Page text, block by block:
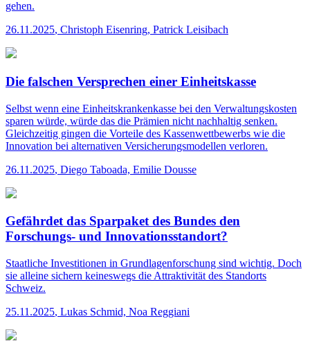
gehen.
26.11.2025, Christoph Eisenring, Patrick Leisibach
Die falschen Versprechen einer Einheitskasse
Selbst wenn eine Einheitskrankenkasse bei den Verwaltungskosten
sparen würde, würde das die Prämien nicht nachhaltig senken.
Gleichzeitig gingen die Vorteile des Kassenwettbewerbs wie die
Innovation bei alternativen Versicherungsmodellen verloren.
26.11.2025, Diego Taboada, Emilie Dousse
Gefährdet das Sparpaket des Bundes den
Forschungs- und Innovationsstandort?
Staatliche Investitionen in Grundlagenforschung sind wichtig. Doch
sie alleine sichern keineswegs die Attraktivität des Standorts
Schweiz.
25.11.2025, Lukas Schmid, Noa Reggiani